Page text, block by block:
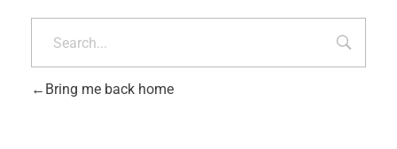
Bring me back home